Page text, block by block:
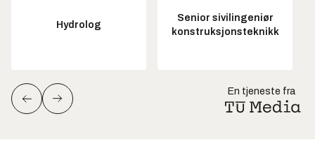
Hydrolog
Senior sivilingeniør
konstruksjonsteknikk
En tjeneste fra